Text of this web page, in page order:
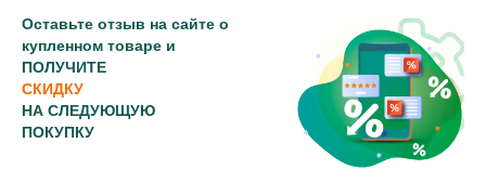
Оставьте отзыв на сайте о
купленном товаре и
ПОЛУЧИТЕ
СКИДКУ
НА СЛЕДУЮЩУЮ
ПОКУПКУ